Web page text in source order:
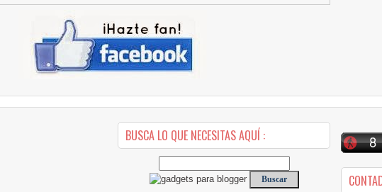
BUSCA LO QUE NECESITAS AQUÍ :